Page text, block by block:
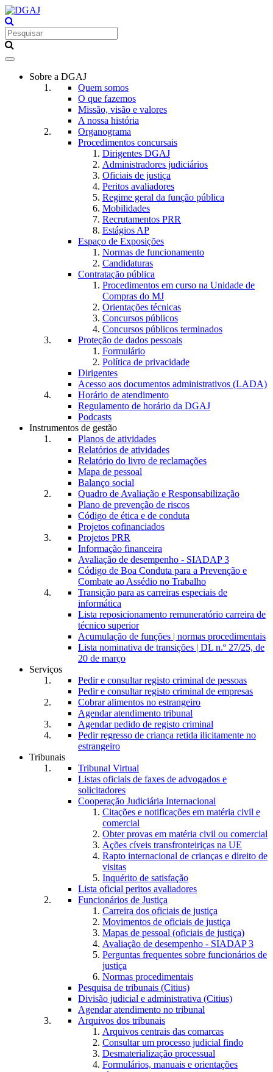
Toggle
navigationSobre a DGAJ
Quem somos
O que fazemos
Missão, visão e valores
A nossa história
Organograma
Procedimentos concursais
Dirigentes DGAJ
Administradores judiciários
Oficiais de justiça
Peritos avaliadores
Regime geral da função pública
Mobilidades
Recrutamentos PRR
Estágios AP
Espaço de Exposições
Normas de funcionamento
Candidaturas
Contratação pública
Procedimentos em curso na Unidade de
Compras do MJ
Orientações técnicas
Concursos públicos
Concursos públicos terminados
Proteção de dados pessoais
Formulário
Política de privacidade
Dirigentes
Acesso aos documentos administrativos (LADA)
Horário de atendimento
Regulamento de horário da DGAJ
Podcasts
Instrumentos de gestão
Planos de atividades
Relatórios de atividades
Relatório do livro de reclamações
Mapa de pessoal
Balanço social
Quadro de Avaliação e Responsabilização
Plano de prevenção de riscos
Código de ética e de conduta
Projetos cofinanciados
Projetos PRR
Informação financeira
Avaliação de desempenho - SIADAP 3
Código de Boa Conduta para a Prevenção e
Combate ao Assédio no Trabalho
Transição para as carreiras especiais de
informática
Lista reposicionamento remuneratório carreira de
técnico superior
Acumulação de funções | normas procedimentais
Lista nominativa de transições | DL n.º 27/25, de
20 de março
Serviços
Pedir e consultar registo criminal de pessoas
Pedir e consultar registo criminal de empresas
Cobrar alimentos no estrangeiro
Agendar atendimento tribunal
Agendar pedido de registo criminal
Pedir regresso de criança retida ilicitamente no
estrangeiro
Tribunais
Tribunal Virtual
Listas oficiais de faxes de advogados e
solicitadores
Cooperação Judiciária Internacional
Citações e notificações em matéria civil e
comercial
Obter provas em matéria civil ou comercial
Ações cíveis transfronteiriças na UE
Rapto internacional de crianças e direito de
visitas
Inquérito de satisfação
Lista oficial peritos avaliadores
Funcionários de Justiça
Carreira dos oficiais de justiça
Movimentos de oficiais de justiça
Mapas de pessoal (oficiais de justiça)
Avaliação de desempenho - SIADAP 3
Perguntas frequentes sobre funcionários de
justiça
Normas procedimentais
Pesquisa de tribunais (Citius)
Divisão judicial e administrativa (Citius)
Agendar atendimento no tribunal
Arquivos dos tribunais
Arquivos centrais das comarcas
Consultar um processo judicial findo
Desmaterialização processual
Formulários, manuais e orientações